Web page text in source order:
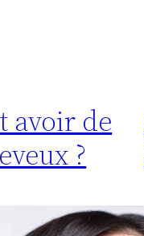
avoir de
?